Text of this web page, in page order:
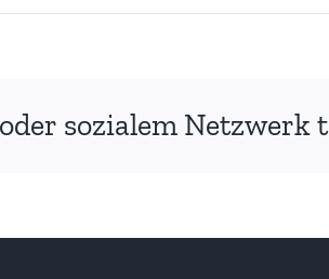
Schmuggler
sozialem Netzwerk